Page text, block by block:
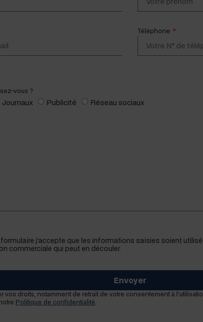
Téléphone
vous ?
Jour­naux Pub­lic­ité Réseau soci­aux
j’accepte que les infor­ma­tions saisies soient
com­mer­ciale qui peut en découler.
Envoyer
vos droits, notam­ment de retrait de votre con­sen­te­ment à
Poli­tique de con­fi­den­tial­ité.